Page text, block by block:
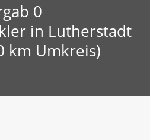
0
in Lutherstadt
km Umkreis)